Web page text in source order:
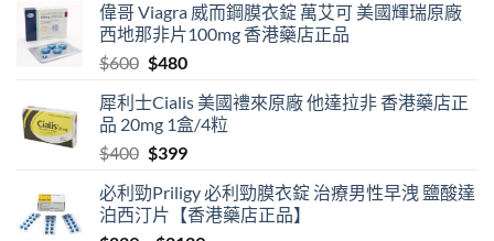
偉哥 Viagra 威而鋼膜衣錠 萬艾可 美國輝瑞原廠
西地那非片100mg 香港藥店正品
$600 Original
was:
$600.
$480Current
is:
$480.
犀利士Cialis 美國禮來原廠 他達拉非 香港藥店正
品 20mg 1盒/4粒
$400 Original
was:
$400.
$399Current
is:
$399.
必利勁Priligy 必利勁膜衣錠 治療男性早洩 鹽酸達
泊西汀片【香港藥店正品】